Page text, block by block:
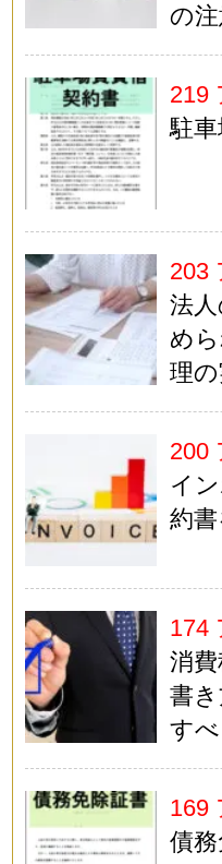
の
219
駐
203
法
め
理
200
イ
約
174
消
書
す
169
債